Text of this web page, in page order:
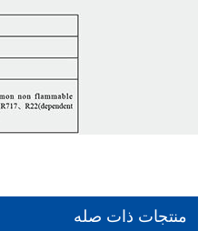
منتجات ذات صله